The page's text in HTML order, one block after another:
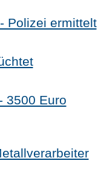
Polizei ermittelt
3500 Euro